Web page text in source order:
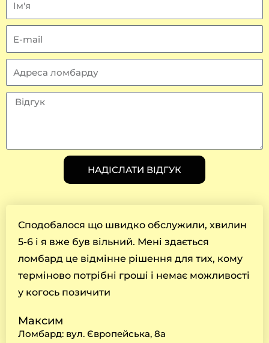
'
m
iр
НАДІСЛАТИ ВІДГУК
Сподобалося що швидко обслужили, хвилин
5-6 і я вже був вільний. Мені здається
ломбард це відмінне рішення для тих, кому
терміново потрібні гроші і немає можливості
у когось позичити
Максим
Ломбард: вул. Європейська, 8а